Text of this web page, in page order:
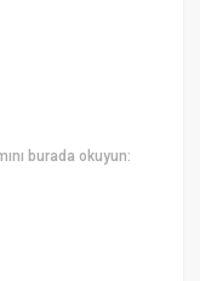
burada okuyun: